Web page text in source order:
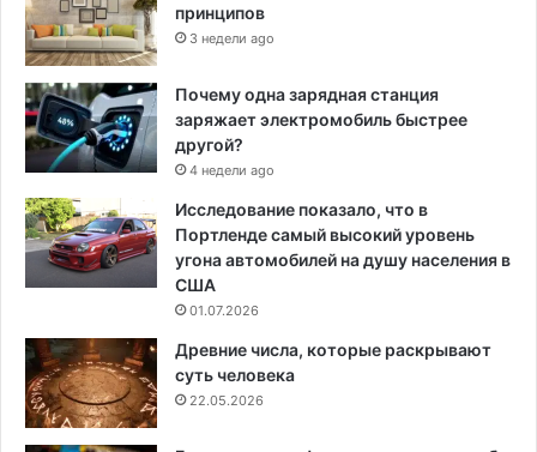
принципов
3 недели ago
Почему одна зарядная станция
заряжает электромобиль быстрее
другой?
4 недели ago
Исследование показало, что в
Портленде самый высокий уровень
угона автомобилей на душу населения в
США
01.07.2026
Древние числа, которые раскрывают
суть человека
22.05.2026